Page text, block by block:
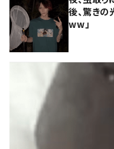
後、驚きの
ww」